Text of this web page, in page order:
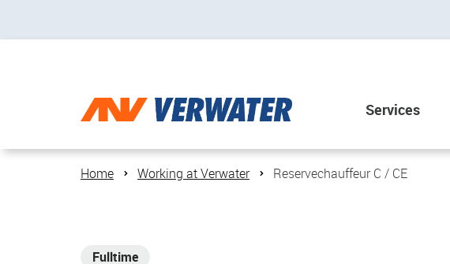
Services
Home Working at Verwater Reservechauffeur C / CE
Fulltime